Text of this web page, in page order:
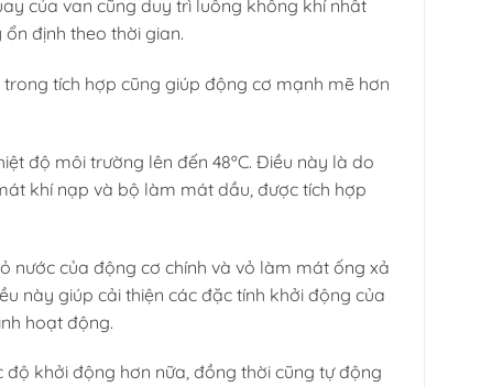
của van cũng duy trì luồng không khí nhất
định theo thời gian.
tích hợp cũng giúp động cơ mạnh mẽ hơn
độ môi trường lên đến 48ºC. Điều này là do
khí nạp và bộ làm mát dầu, được tích hợp
nước của động cơ chính và vỏ làm mát ống xả
này giúp cải thiện các đặc tính khởi động của
hoạt động.
khởi động hơn nữa, đồng thời cũng tự động